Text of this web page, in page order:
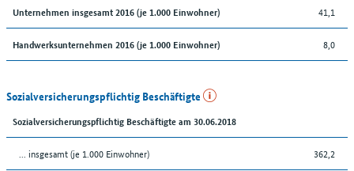
Unternehmen insgesamt 2016 (je 1.000 Einwohner) 41,1
Handwerksunternehmen 2016 (je 1.000 Einwohner) 8,0
Sozialversicherungspflichtig Beschäftigte
Sozialversicherungspflichtig Beschäftigte am 30.06.2018
... insgesamt (je 1.000 Einwohner) 362,2